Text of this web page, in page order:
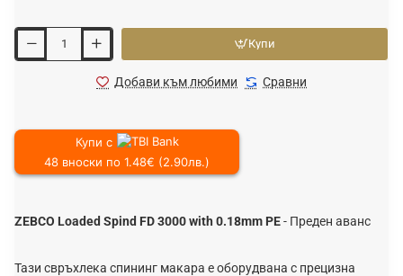
Купи
Добави към любими Сравни
Купи с
48 вноски по 1.48€ (2.90лв.)
ZEBCO Loaded Spind FD 3000 with 0.18mm PE- Преден аванс
Тази свръхлека спининг макара е оборудвана с прецизна